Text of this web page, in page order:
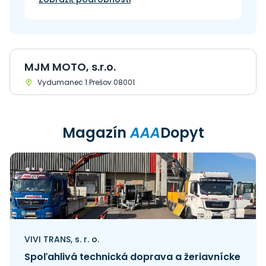
MJM MOTO, s.r.o.
Vydumanec 1 Prešov 08001
MagazínAAADopyt
VIVI TRANS, s. r. o.
Spoľahlivá technická doprava a žeriavnícke